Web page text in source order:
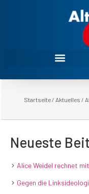
Startseite / Aktuelles /
Neueste
Alice Weidel rechnet
Gegen die